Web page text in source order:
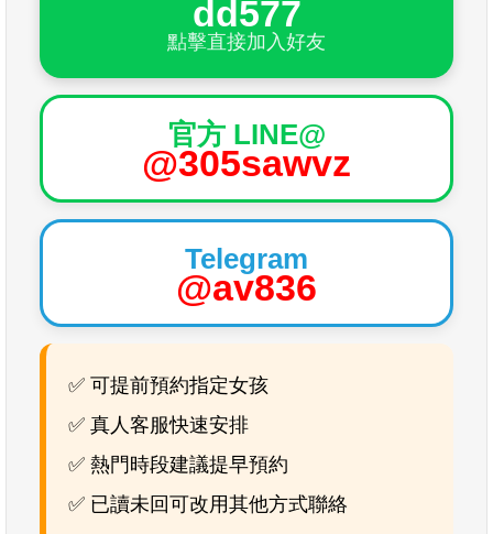
dd577
點擊直接加入好友
官方 LINE@
@305sawvz
Telegram
@av836
✅ 可提前預約指定女孩
✅ 真人客服快速安排
✅ 熱門時段建議提早預約
✅ 已讀未回可改用其他方式聯絡